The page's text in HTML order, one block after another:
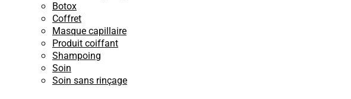
Botox
Coffret
Masque capillaire
Produit coiffant
Shampoing
Soin
Soin sans rinçage